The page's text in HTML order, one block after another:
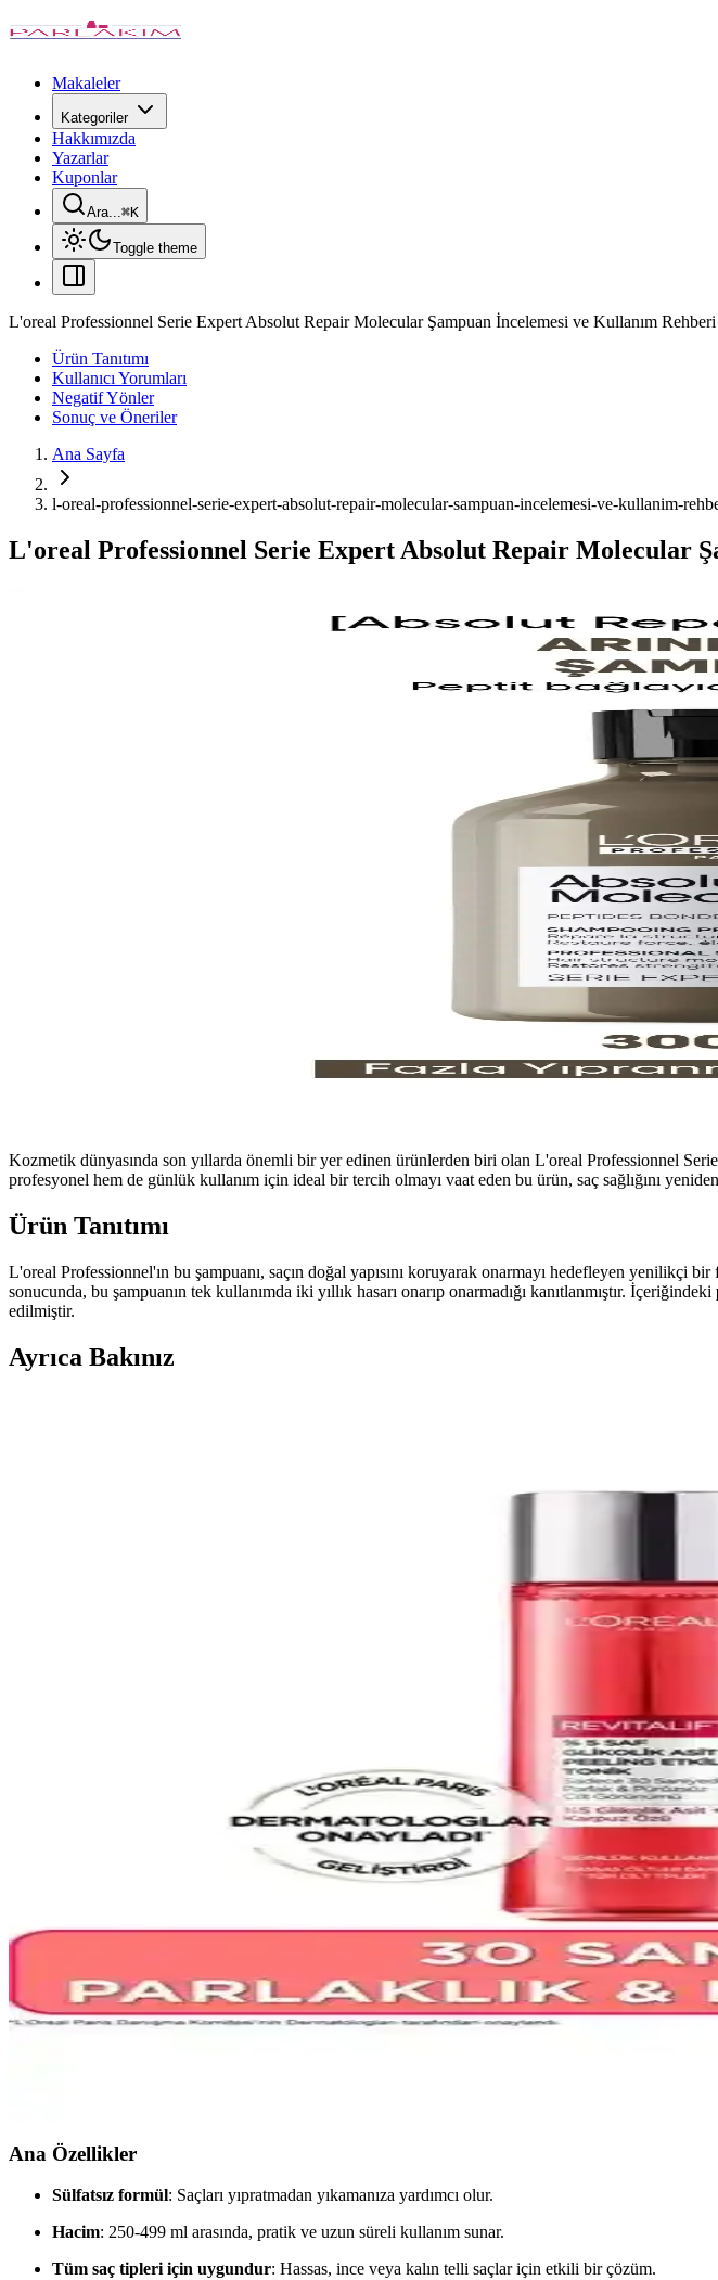
Makaleler
Kategoriler
Hakkımızda
Yazarlar
Kuponlar
Ara...⌘K
Toggle theme
L'oreal Professionnel Serie Expert Absolut Repair Molecular Şampuan İncelemesi ve Kullanım Rehberi
Ürün Tanıtımı
Kullanıcı Yorumları
Negatif Yönler
Sonuç ve Öneriler
Ana Sayfa
l-oreal-professionnel-serie-expert-absolut-repair-molecular-sampuan-incelemesi-ve-kullanim-
L'oreal Professionnel Serie Expert Absolut Repair Molecular
Kozmetik dünyasında son yıllarda önemli bir yer edinen ürünlerden biri olan L'oreal Professionnel
profesyonel hem de günlük kullanım için ideal bir tercih olmayı vaat eden bu ürün, saç sağlığını
Ürün Tanıtımı
L'oreal Professionnel'ın bu şampuanı, saçın doğal yapısını koruyarak onarmayı hedefleyen yenilikçi
sonucunda, bu şampuanın tek kullanımda iki yıllık hasarı onarıp onarmadığı kanıtlanmıştır. İçeriğindeki
edilmiştir.
Ayrıca Bakınız
L'Oreal Professionnel Curl Expression Şampuan: Kıvırcık Saçlar İçin
L'Oreal Professionnel Curl Expression Şampuan, kıvırcık ve dalgalı saçlar için özel formüle
L'oreal Professionnel Serie Expert Pro Longer ve Volumetry Şampuanları
L'oreal Professionnel Serie Expert Pro Longer ve Volumetry şampuanları, ince telli saçlar için
L'oreal Professionnel Serie Expert Absolut Repair Molecular Şampuan
L'oreal Professionnel Serie Expert Absolut Repair Molecular şampuan, yıpranmış saçlar için
L'Oréal Professionnel Serie Expert Magnesium Silver Mor Şampuan 1500 ml:
L'Oréal Professionnel'in Magnesium Silver Mor Şampuanı, gri saçların sarı görünümünü nötralize
L’Oreal Paris Excellence ve Schwarzkopf Saç Boyası Karşılaştırması: Hangisini
L'Oreal Paris Excellence ve Schwarzkopf saç boyalarını karşılaştırıyoruz. Hangisi daha iyi beyaz
Ashley Joy Platin ve L'oreal Professionnel Silver Mor Şampuan Karşılaştırması
Ashley Joy Platin ve L'oreal Professionnel Silver mor şampuanları karşılaştırarak hangi ürünün sarı,
Ana Özellikler
Sülfatsız formül: Saçları yıpratmadan yıkamanıza yardımcı olur.
Hacim: 250-499 ml arasında, pratik ve uzun süreli kullanım sunar.
Tüm saç tipleri için uygundur: Hassas, ince veya kalın telli saçlar için etkili bir çözüm.